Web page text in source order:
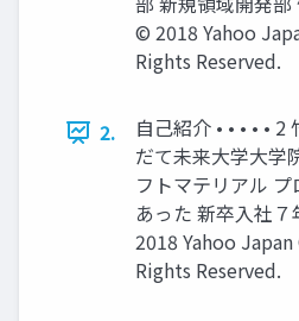
© 2018 Yahoo
Rights Reserved.
2.
自己紹介 • • • • •
だて未来大学大学
フトマテリアル
あった 新卒入社
2018 Yahoo
Rights Reserved.